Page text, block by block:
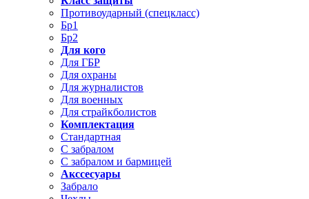
Противоударный (спецкласс)
Бр1
Бр2
Для кого
Для ГБР
Для охраны
Для журналистов
Для военных
Для страйкболистов
Комплектация
Стандартная
С забралом
С забралом и бармицей
Акссесуары
Забрало